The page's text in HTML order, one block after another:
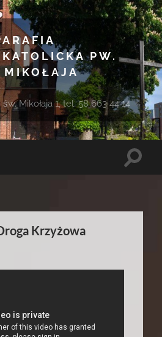
PW.
MIKOŁAJA
Mikołaja 1, tel. 58 663 44 14
Toggle
Krzyżowa